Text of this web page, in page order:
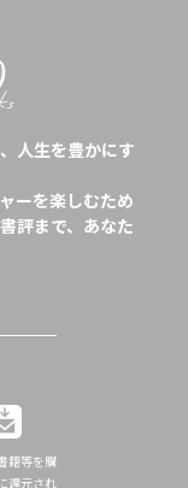
人生を豊かにす
ーを楽しむため
評まで、あなた
籍等を購
還元され